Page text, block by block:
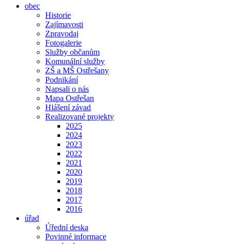
obec
Historie
Zajímavosti
Zpravodaj
Fotogalerie
Služby občanům
Komunální služby
ZŠ a MŠ Ostřešany
Podnikání
Napsali o nás
Mapa Ostřešan
Hlášení závad
Realizované projekty
2025
2024
2023
2022
2021
2020
2019
2018
2017
2016
úřad
Úřední deska
Povinné informace